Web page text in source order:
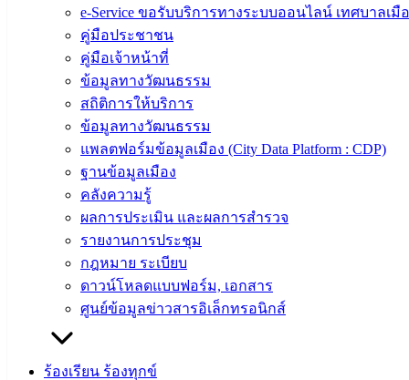
e-Service ขอรับบริการทางระบบออนไลน์ เทศบาลเมื
คู่มือประชาชน
คู่มือเจ้าหน้าที่
ข้อมูลทางวัฒนธรรม
สถิติการให้บริการ
ข้อมูลทางวัฒนธรรม
แพลตฟอร์มข้อมูลเมือง (City Data Platform : CDP)
ฐานข้อมูลเมือง
คลังความรู้
ผลการประเมิน และผลการสำรวจ
รายงานการประชุม
กฎหมาย ระเบียบ
ดาวน์โหลดแบบฟอร์ม, เอกสาร
ศูนย์ข้อมูลข่าวสารอิเล็กทรอนิกส์
ร้องเรียน ร้องทุกข์
ราชการ
สภา
เทศบาล
สงวนลิขสิทธิ์ © 2563 เทศบาลเมืองอ่างศิลา จังหวัดชลบุรี |
angsilacity.go.th | Powered byBuuscript